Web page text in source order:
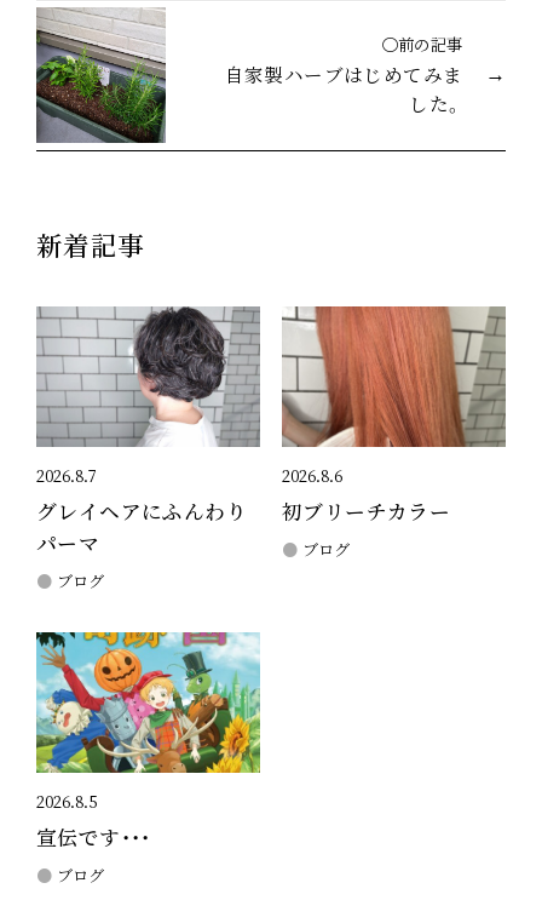
◯前の記事
自家製ハーブはじめてみま
した。
新着記事
2026.8.7
グレイヘアにふんわり
パーマ
ブログ
2026.8.6
初ブリーチカラー
ブログ
2026.8.5
宣伝です・・・
ブログ